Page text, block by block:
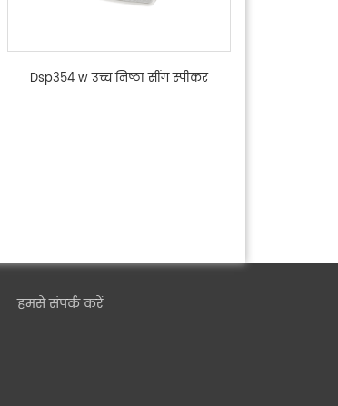
Dsp354 w उच्च निष्ठा सींग स्पीकर
हमसे संपर्क करें